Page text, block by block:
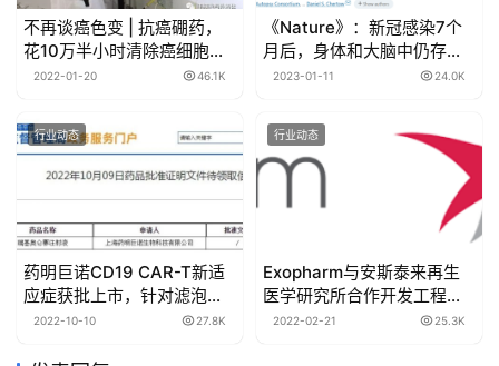
不再谈癌色变 | 抗癌硼药，
花10万半小时清除癌细胞
2023年上市
2022-01-20 46.1K
《Nature》：新冠感染7个
月后，身体和大脑中仍存有
病毒，只是病毒载量较低！
2023-01-11 24.0K
行业动态
药明巨诺CD19 CAR-T新适
应症获批上市，针对滤泡淋
巴瘤，国内首个！
2022-10-10 27.8K
行业动态
Exopharm与安斯泰来再生
医学研究所合作开发工程化
外泌体的生产制造
2022-02-21 25.3K